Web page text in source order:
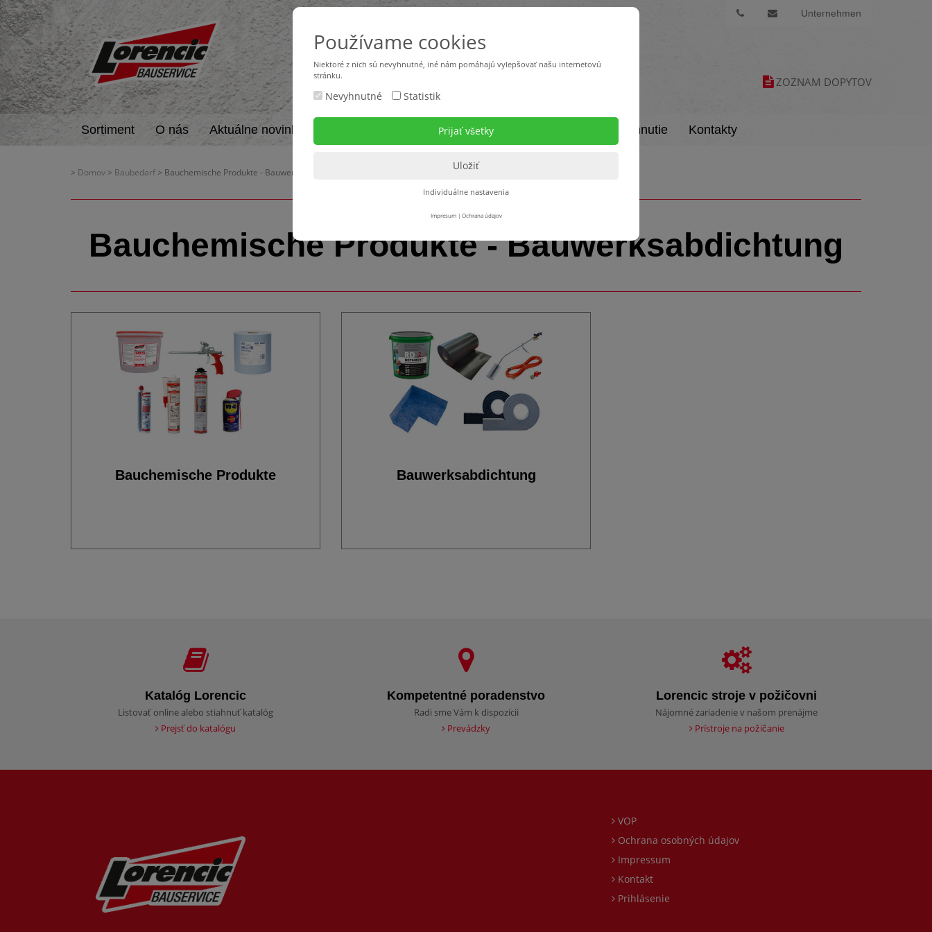
Unternehmen
ZOZNAM DOPYTOV
Sortiment O nás Aktuálne novinky Stroje v požičovni Na stiahnutie Kontakty
> Domov > Baubedarf > Bauchemische Produkte - Bauwerksabdichtung
Bauchemische Produkte - Bauwerksabdichtung
Bauchemische Produkte Bauwerksabdichtung
Katalóg Lorencic
Listovať online alebo stiahnuť katalóg
Prejsť do katalógu
Kompetentné poradenstvo
Radi sme Vám k dispozícii
Prevádzky
Lorencic stroje v požičovni
Nájomné zariadenie v našom prenájme
Prístroje na požičanie
VOP
Ochrana osobných údajov
Impressum
Kontakt
Prihlásenie
Používame cookies
Niektoré z nich sú nevyhnutné, iné nám pomáhajú vylepšovať našu internetovú
stránku.
Nevyhnutné Statistik
Individuálne nastavenia
Impresum| Ochrana údajov